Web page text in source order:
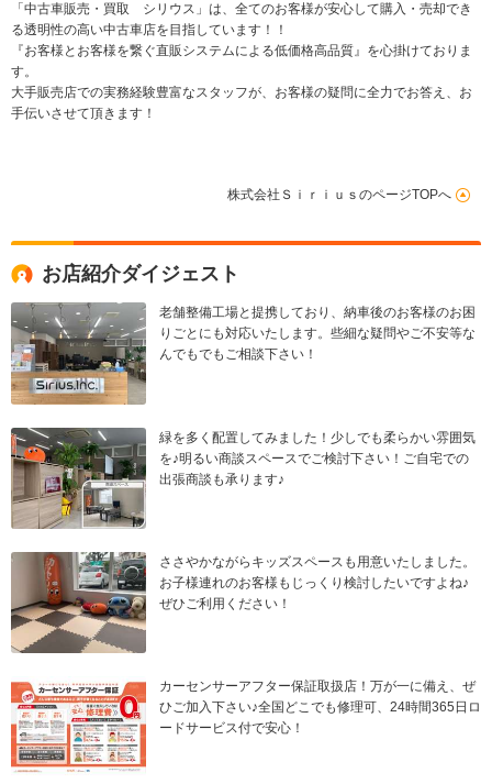
「中古車販売・買取 シリウス」は、全てのお客様が安心して購入・売却でき
る透明性の高い中古車店を目指しています！！
『お客様とお客様を繋ぐ直販システムによる低価格高品質』を心掛けておりま
す。
大手販売店での実務経験豊富なスタッフが、お客様の疑問に全力でお答え、お
手伝いさせて頂きます！
株式会社ＳｉｒｉｕｓのページTOPへ
お店紹介ダイジェスト
老舗整備工場と提携しており、納車後のお客様のお困
りごとにも対応いたします。些細な疑問やご不安等な
んでもでもご相談下さい！
緑を多く配置してみました！少しでも柔らかい雰囲気
を♪明るい商談スペースでご検討下さい！ご自宅での
出張商談も承ります♪
ささやかながらキッズスペースも用意いたしました。
お子様連れのお客様もじっくり検討したいですよね♪
ぜひご利用ください！
カーセンサーアフター保証取扱店！万が一に備え、ぜ
ひご加入下さい♪全国どこでも修理可、24時間365日ロ
ードサービス付で安心！